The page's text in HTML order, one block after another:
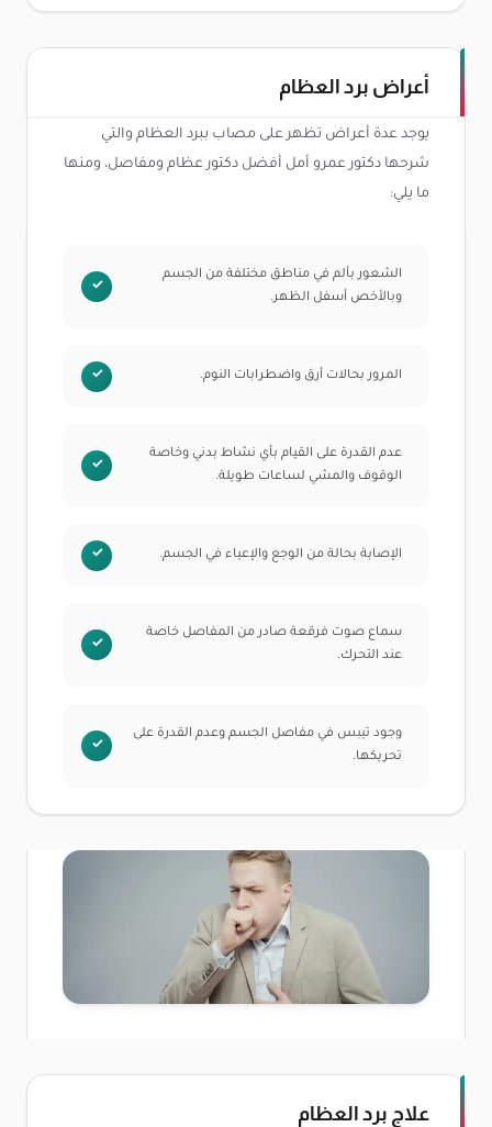
أعراض برد العظام
يوجد عدة أعراض تظهر على مصاب ببرد العظام والتي
شرحها دكتور عمرو أمل أفضل دكتور عظام ومفاصل، ومنها
ما يلي:
الشعور بألم في مناطق مختلفة من الجسم
وبالأخص أسفل الظهر.
المرور بحالات أرق واضطرابات النوم.
عدم القدرة على القيام بأي نشاط بدني وخاصة
الوقوف والمشي لساعات طويلة.
الإصابة بحالة من الوجع والإعياء في الجسم.
سماع صوت فرقعة صادر من المفاصل خاصة
عند التحرك.
وجود تيبس في مفاصل الجسم وعدم القدرة على
تحريكها.
علاج برد العظام